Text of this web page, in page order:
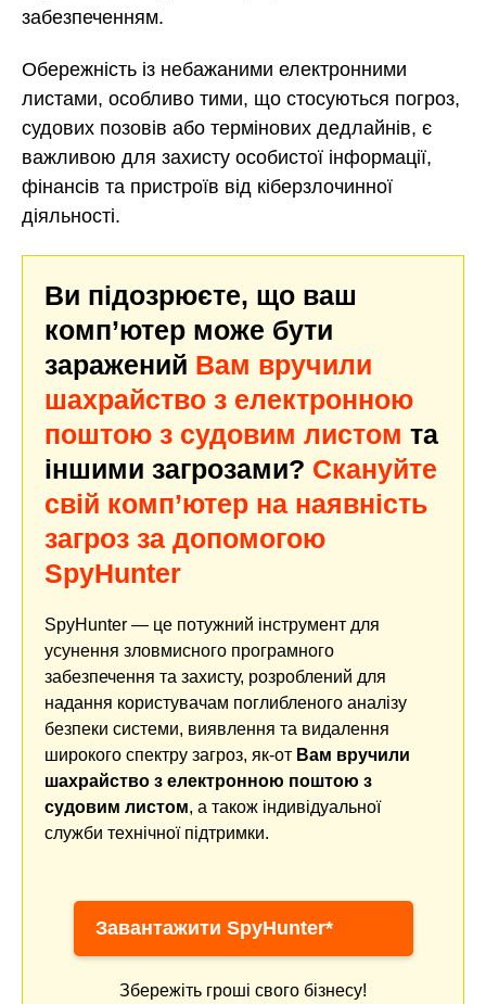
забезпеченням.
Обережність із небажаними електронними
листами, особливо тими, що стосуються погроз,
судових позовів або термінових дедлайнів, є
важливою для захисту особистої інформації,
фінансів та пристроїв від кіберзлочинної
діяльності.
Ви підозрюєте, що ваш
комп’ютер може бути
заражений Вам вручили
шахрайство з електронною
поштою з судовим листом та
іншими загрозами? Скануйте
свій комп’ютер на наявність
загроз за допомогою
SpyHunter
SpyHunter — це потужний інструмент для
усунення зловмисного програмного
забезпечення та захисту, розроблений для
надання користувачам поглибленого аналізу
безпеки системи, виявлення та видалення
широкого спектру загроз, як-от Вам вручили
шахрайство з електронною поштою з
судовим листом, а також індивідуальної
служби технічної підтримки.
Завантажити SpyHunter*
Збережіть гроші свого бізнесу!